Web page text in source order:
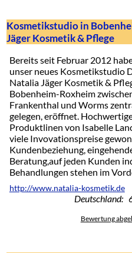
Kosmetikstudio in
Jäger Kosmetik & Pflege
Bereits seit Februar 2012
unser neues Kosmetikstudio
Natalia Jäger Kosmetik &
Bobenheim-Roxheim
Frankenthal und Worms
gelegen, eröffnet.
Produktlinen von Isabelle
viele Invovationspreise
Kundenbeziehung,
Beratung,auf jeden Kunden
Behandlungen stehen im
http://www.natalia-kosmetik.de
Deutschland:
Bewertung